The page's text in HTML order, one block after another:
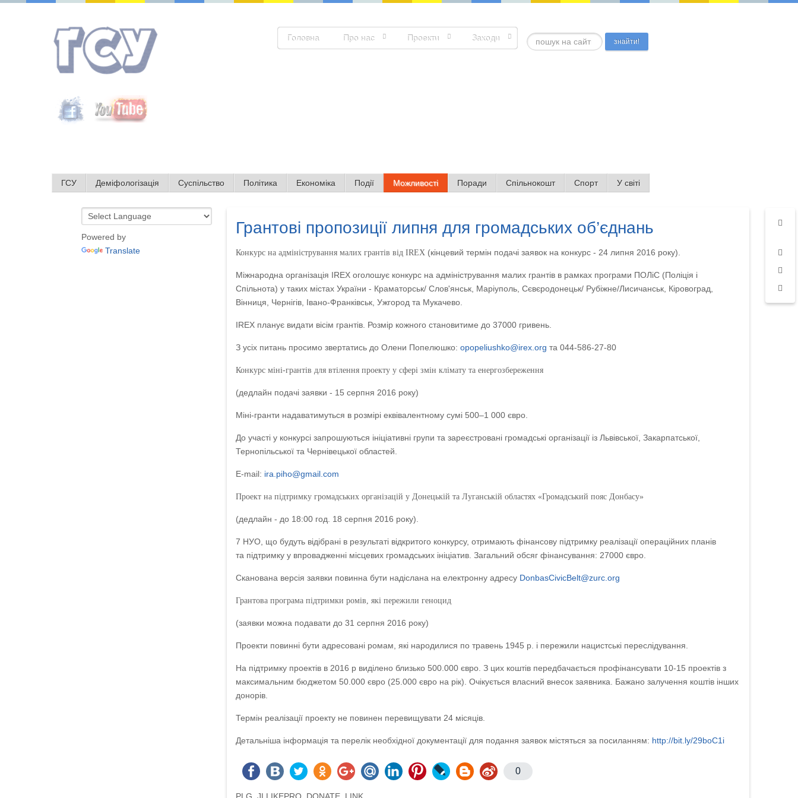
Головна Про нас Проекти Заходи Пошук... знайти!
ГСУ Деміфологізація Суспільство Політика Економіка Події Можливості Поради Спільнокошт Спорт У світі
Грантові пропозиції липня для громадських об’єднань
Конкурс на адміністрування малих грантів від IREX (кінцевий термін подачі заявок на конкурс - 24 липня 2016 року).
Міжнародна організація IREX оголошує конкурс на адміністрування малих грантів в рамках програми ПОЛіС (Поліція і
Спільнота) у таких містах України - Краматорськ/ Слов'янськ, Маріуполь, Сєвєродонецьк/ Рубіжне/Лисичанськ, Кіровоград,
Вінниця, Чернігів, Івано-Франківськ, Ужгород та Мукачево.
IREX планує видати вісім грантів. Розмір кожного становитиме до 37000 гривень.
З усіх питань просимо звертатись до Олени Попелюшко: opopeliushko@irex.org та 044-586-27-80
Конкурс міні-грантів для втілення проекту у сфері змін клімату та енергозбереження
(дедлайн подачі заявки - 15 серпня 2016 року)
Міні-гранти надаватимуться в розмірі еквівалентному сумі 500–1 000 євро.
До участі у конкурсі запрошуються ініціативні групи та зареєстровані громадські організації із Львівської, Закарпатської,
Тернопільської та Чернівецької областей.
E-mail: ira.piho@gmail.com
Проект на підтримку громадських організацій у Донецькій та Луганській областях «Громадський пояс Донбасу»
(дедлайн - до 18:00 год. 18 серпня 2016 року).
7 НУО, що будуть відібрані в результаті відкритого конкурсу, отримають фінансову підтримку реалізації операційних планів
та підтримку у впровадженні місцевих громадських ініціатив. Загальний обсяг фінансування: 27000 євро.
Сканована версія заявки повинна бути надіслана на електронну адресу DonbasCivicBelt@zurc.org
Грантова програма підтримки ромів, які пережили геноцид
(заявки можна подавати до 31 серпня 2016 року)
Проекти повинні бути адресовані ромам, які народилися по травень 1945 р. і пережили нацистські переслідування.
На підтримку проектів в 2016 р виділено близько 500.000 євро. З цих коштів передбачається профінансувати 10-15 проектів з
максимальним бюджетом 50.000 євро (25.000 євро на рік). Очікується власний внесок заявника. Бажано залучення коштів інших
донорів.
Термін реалізації проекту не повинен перевищувати 24 місяців.
Детальніша інформація та перелік необхідної документації для подання заявок містяться за посиланням: http://bit.ly/29boC1i
0
Powered by
Translate